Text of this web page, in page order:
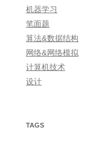
机器学习
笔面题
算法&数据结构
网络&网络模拟
计算机技术
设计
TAGS